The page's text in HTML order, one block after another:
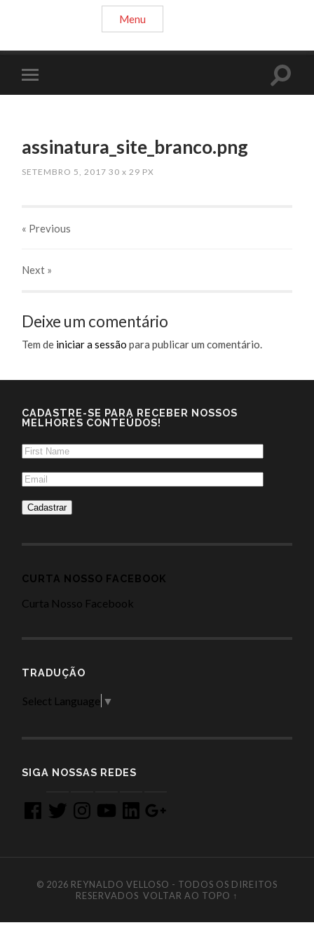
assinatura_site_branco.png
SETEMBRO 5, 2017 30x 29 PX
« Previous
Next »
Deixe um comentário
Tem de iniciar a sessão para publicar um comentário.
CADASTRE-SE PARA RECEBER NOSSOS
MELHORES CONTEÚDOS!
CURTA NOSSO FACEBOOK
Curta Nosso Facebook
TRADUÇÃO
Select Language ▼
SIGA NOSSAS REDES
FacebookTwitterInstagramYouTubeLinkedInGoogle
+
© 2026 REYNALDO VELLOSO - TODOS OS DIREITOS
RESERVADOS VOLTAR AO TOPO ↑
Menu